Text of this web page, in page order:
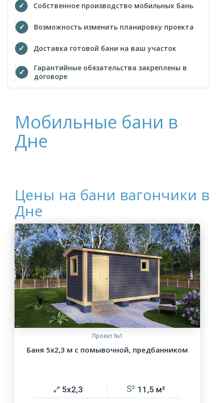
Собственное производство мобильных бань
Возможность изменить планировку проекта
Доставка готовой бани на ваш участок
Гарантийные обязательства закреплены в
договоре
Мобильные бани в
Дне
Цены на бани вагончики в
Дне
Проект №1
Баня 5х2,3 м с помывочной, предбанником
5х2,3 11,5